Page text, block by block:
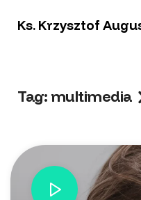
Ks. Krzysztof
Tag: multimedia